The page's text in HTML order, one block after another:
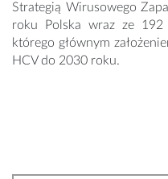
Strategią Wirusowego
roku Polska wraz ze 192
którego głównym
HCV do 2030 roku.